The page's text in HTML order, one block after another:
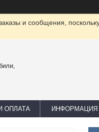
и сообщения,
ОПЛАТА ИНФОРМАЦИЯ